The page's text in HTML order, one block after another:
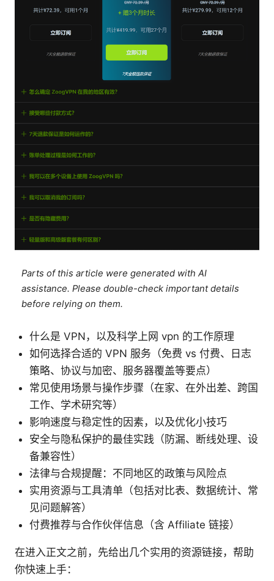
Parts of this article were generated with AI
assistance. Please double-check important details
before relying on them.
什么是 VPN，以及科学上网 vpn 的工作原理
如何选择合适的 VPN 服务（免费 vs 付费、日志
策略、协议与加密、服务器覆盖等要点）
常见使用场景与操作步骤（在家、在外出差、跨国
工作、学术研究等）
影响速度与稳定性的因素，以及优化小技巧
安全与隐私保护的最佳实践（防漏、断线处理、设
备兼容性）
法律与合规提醒：不同地区的政策与风险点
实用资源与工具清单（包括对比表、数据统计、常
见问题解答）
付费推荐与合作伙伴信息（含 Affiliate 链接）
在进入正文之前，先给出几个实用的资源链接，帮助
你快速上手：